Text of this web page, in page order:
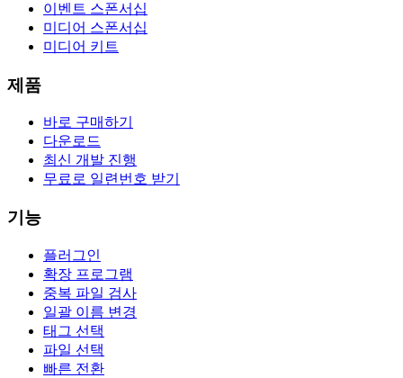
이벤트 스폰서십
미디어 스폰서십
미디어 키트
제품
바로 구매하기
다운로드
최신 개발 진행
무료로 일련번호 받기
기능
플러그인
확장 프로그램
중복 파일 검사
일괄 이름 변경
태그 선택
파일 선택
빠른 전환